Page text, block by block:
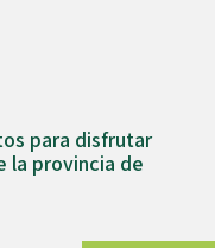
para disfrutar
la provincia de